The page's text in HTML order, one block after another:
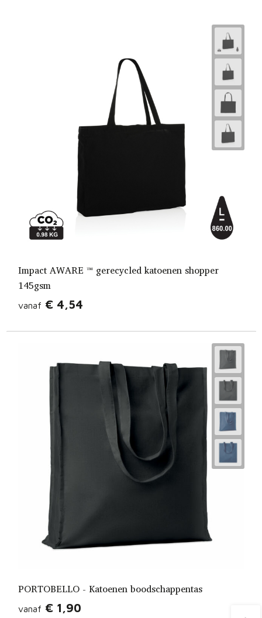
Impact AWARE ™ gerecycled katoenen shopper
145gsm
vanaf € 4,54
PORTOBELLO - Katoenen boodschappentas
vanaf € 1,90